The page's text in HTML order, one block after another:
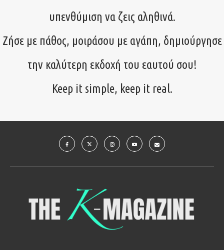
υπενθύμιση να ζεις αληθινά.
Ζήσε με πάθος, μοιράσου με αγάπη, δημιούργησε
την καλύτερη εκδοχή του εαυτού σου!
Keep it simple, keep it real.